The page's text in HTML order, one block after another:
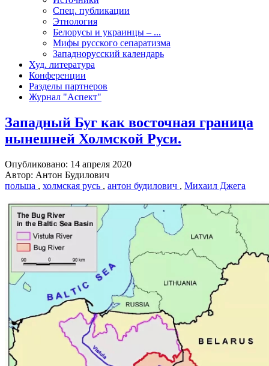
Спец. публикации
Этнология
Белорусы и украинцы – ...
Мифы русского сепаратизма
Западнорусский календарь
Худ. литература
Конференции
Разделы партнеров
Журнал "Аспект"
Западный Буг как восточная граница
нынешней Холмской Руси.
Опубликовано: 14 апреля 2020
Автор: Антон Будилович
польша , холмская русь , антон будилович , Михаил Джега